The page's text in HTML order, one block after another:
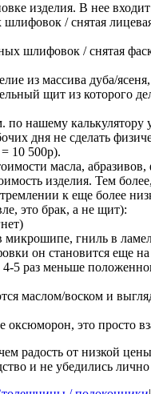
изделия. В нее
шлифовок / снятая
шлифовок / снятая
из массива дуба/
щит из которого
по нашему калькулятору
дня не сделать
10 500р).
масла,
изделия. Тем
к еще более
это брак, а не щит):
гниль в
он становится еще
5 раз меньше
маслом/воском и
оксюморон, это просто
радость от низкой
и не убедились лично